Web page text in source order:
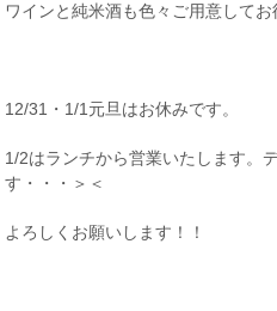
ワインと純米酒も色々ご用意してお
12/31・1/1元旦はお休みです。
1/2はランチから営業いたします。
す・・・＞＜
よろしくお願いします！！